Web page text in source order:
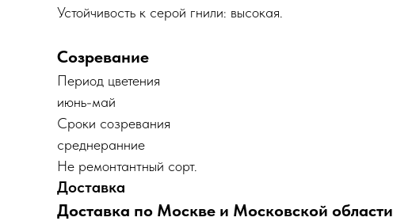
Устойчивость к серой гнили: высокая.
Созревание
Период цветения
июнь-май
Сроки созревания
среднеранние
Не ремонтантный сорт.
Доставка
Доставка по Москве и Московской области